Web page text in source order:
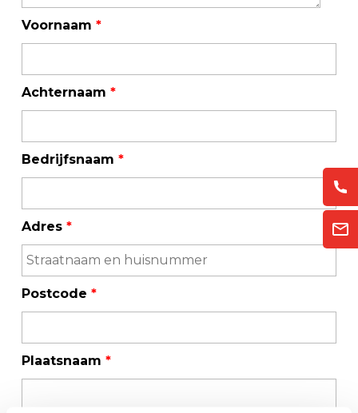
Voornaam *
Achternaam *
Bedrijfsnaam *
Adres *
Postcode *
Plaatsnaam *